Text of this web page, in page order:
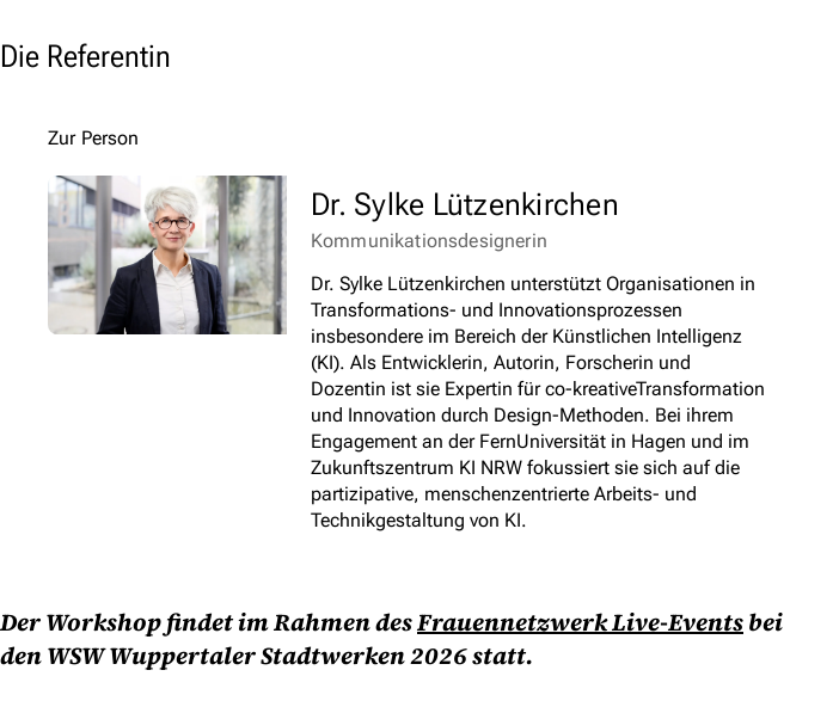
Die Referentin
Dr. Sylke Lützenkirchen
Kommunikationsdesignerin
Dr. Sylke Lützenkirchen unterstützt Organisationen in
Transformations- und Innovationsprozessen
insbesondere im Bereich der Künstlichen Intelligenz
(KI). Als Entwicklerin, Autorin, Forscherin und
Dozentin ist sie Expertin für co-kreativeTransformation
und Innovation durch Design-Methoden. Bei ihrem
Engagement an der FernUniversität in Hagen und im
Zukunftszentrum KI NRW fokussiert sie sich auf die
partizipative, menschenzentrierte Arbeits- und
Technikgestaltung von KI.
Der Workshop findet im Rahmen desFrauennetzwerk Live-Eventsbei
den WSW Wuppertaler Stadtwerken 2026 statt.